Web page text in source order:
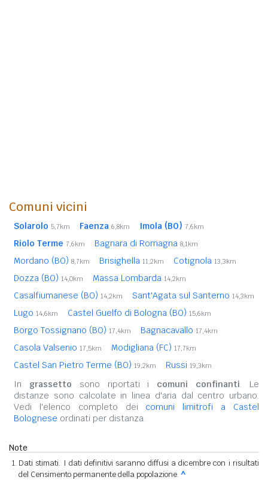
Comuni vicini
Solarolo 5,7km Faenza 6,8km Imola (BO) 7,6km
Riolo Terme 7,6km Bagnara di Romagna 8,1km
Mordano (BO) 8,7km Brisighella 11,2km Cotignola 13,3km
Dozza (BO) 14,0km Massa Lombarda 14,2km
Casalfiumanese (BO) 14,2km Sant'Agata sul Santerno 14,3km
Lugo 14,6km Castel Guelfo di Bologna (BO) 15,6km
Borgo Tossignano (BO) 17,4km Bagnacavallo 17,4km
Casola Valsenio 17,5km Modigliana (FC) 17,7km
Castel San Pietro Terme (BO) 19,2km Russi 19,3km
In grassetto sono riportati i comuni confinanti. Le
distanze sono calcolate in linea d'aria dal centro urbano.
Vedi l'elenco completo dei comuni limitrofi a Castel
Bolognese ordinati per distanza.
Note
Dati stimati. I dati definitivi saranno diffusi a dicembre con i risultati
del Censimento permanente della popolazione. ^